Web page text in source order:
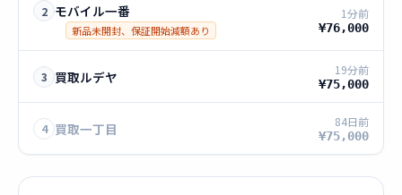
2 モバイル一番
新品未開封、保証開始減額あり
1分前
¥76,000
3 買取ルデヤ 19分前
¥75,000
4 買取一丁目 84日前
¥75,000